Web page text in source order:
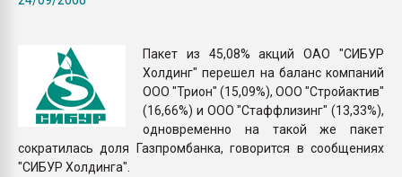
ПЕРЕЙТИ НА
Пакет из 45,08% акций ОАО "СИБУР
Холдинг" перешел на баланс компаний
ООО "Трион" (15,09%), ООО "Стройактив"
(16,66%) и ООО "Стаффлизинг" (13,33%),
одновременно на такой же пакет
сократилась доля Газпромбанка, говорится в сообщениях
"СИБУР Холдинга".